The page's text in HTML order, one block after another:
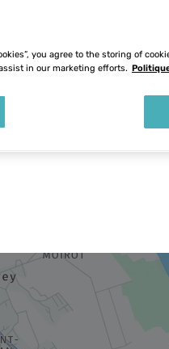
you agree to the storing of
in our marketing efforts.